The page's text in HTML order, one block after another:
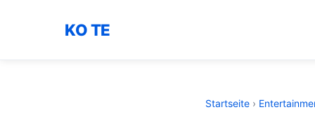
KO TE
Startseite ›